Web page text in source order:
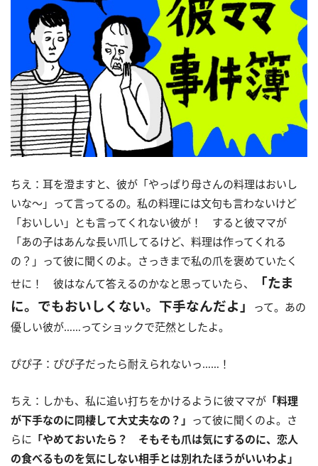
ちえ：耳を澄ますと、彼が「やっぱり母さんの料理はおいし
いな～」って言ってるの。私の料理には文句も言わないけど
「おいしい」とも言ってくれない彼が！ すると彼ママが
「あの子はあんな長い爪してるけど、料理は作ってくれる
の？」って彼に聞くのよ。さっきまで私の爪を褒めていたく
せに！ 彼はなんて答えるのかなと思っていたら、
「たま
に。でもおいしくない。下手なんだよ」
って。あの
優しい彼が……ってショックで茫然としたよ。
ぴぴ子：ぴぴ子だったら耐えられないっ……！
ちえ：しかも、私に追い打ちをかけるように彼ママが 「料理
が下手なのに同棲して大丈夫なの？」 って彼に聞くのよ。さ
らに 「やめておいたら？ そもそも爪は気にするのに、恋人
の食べるものを気にしない相手とは別れたほうがいいわよ」